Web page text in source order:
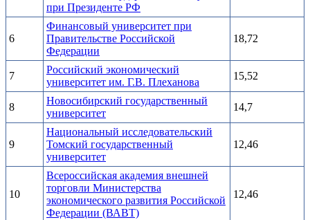
при Президенте РФ
6
Финансовый университет при
Правительстве Российской
Федерации
18,72
7
Российский экономический
университет им. Г.В. Плеханова
15,52
8
Новосибирский государственный
университет
14,7
9
Национальный исследовательский
Томский государственный
университет
12,46
10
Всероссийская академия внешней
торговли Министерства
экономического развития Российской
Федерации (ВАВТ)
12,46